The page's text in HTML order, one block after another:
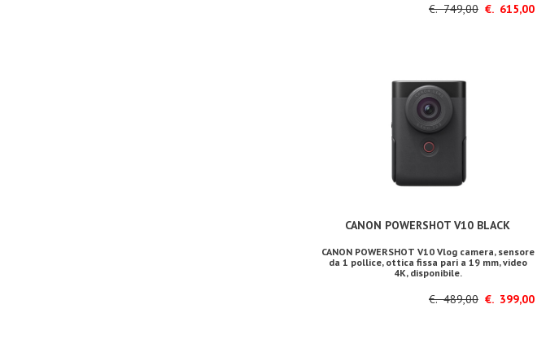
€. 749,00€. 615,00
CANON POWERSHOT V10 BLACK
CANON POWERSHOT V10 Vlog camera, sensore
da 1 pollice, ottica fissa pari a 19 mm, video
4K, disponibile.
€. 489,00€. 399,00